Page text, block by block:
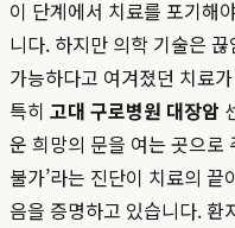
이 단계에서 치료를 포기해
니다. 하지만 의학 기술은
가능하다고 여겨졌던 치료
특히 고대 구로병원 대장암
운 희망의 문을 여는 곳으로
불가’라는 진단이 치료의
음을 증명하고 있습니다. 환